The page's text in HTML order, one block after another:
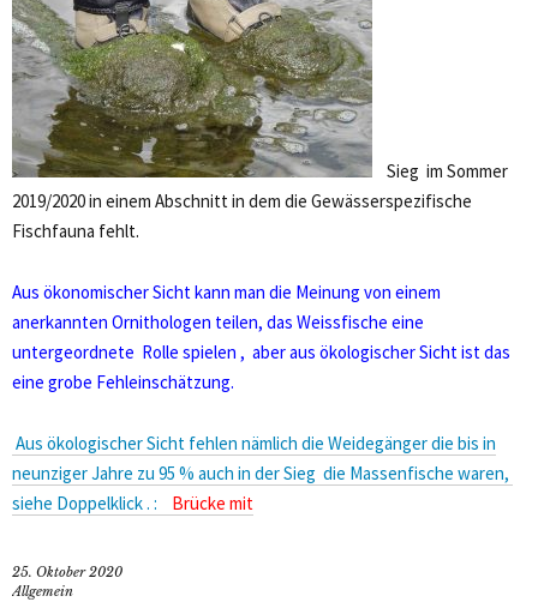
Sieg im Sommer
2019/2020 in einem Abschnitt in dem die Gewässerspezifische
Fischfauna fehlt.
Aus ökonomischer Sicht kann man die Meinung von einem
anerkannten Ornithologen teilen, das Weissfische eine
untergeordnete Rolle spielen , aber aus ökologischer Sicht ist das
eine grobe Fehleinschätzung.
Aus ökologischer Sicht fehlen nämlich die Weidegänger die bis in
neunziger Jahre zu 95 % auch in der Sieg die Massenfische waren,
siehe Doppelklick . : Brücke mit
25. Oktober 2020
Allgemein